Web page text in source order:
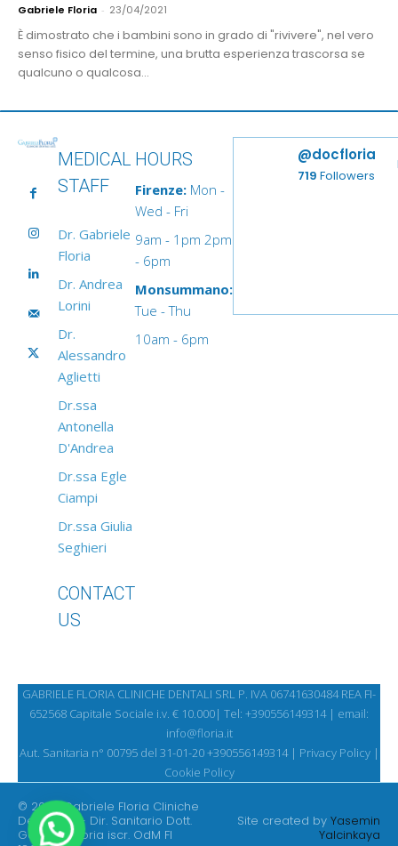
Gabriele Floria - 23/04/2021
È dimostrato che i bambini sono in grado di "rivivere", nel vero
senso fisico del termine, una brutta esperienza trascorsa se
qualcuno o qualcosa...
MEDICAL
STAFF
Dr. Gabriele
Floria
Dr. Andrea
Lorini
Dr.
Alessandro
Aglietti
Dr.ssa
Antonella
D'Andrea
Dr.ssa Egle
Ciampi
Dr.ssa Giulia
Seghieri
CONTACT
US
HOURS
Firenze: Mon -
Wed - Fri
9am - 1pm 2pm
- 6pm
Monsummano:
Tue - Thu
10am - 6pm
@docfloria
719 Followers
GABRIELE FLORIA CLINICHE DENTALI SRL P. IVA 06741630484 REA FI-
652568 Capitale Sociale i.v. € 10.000| Tel: +390556149314 | email:
info@floria.it
Aut. Sanitaria n° 00795 del 31-01-20 +390556149314 | Privacy Policy|
Cookie Policy
© 2025 Gabriele Floria Cliniche
Dentali Srl - Dir. Sanitario Dott.
Gabriele Floria iscr. OdM FI
Site created by Yasemin
Yalcinkaya